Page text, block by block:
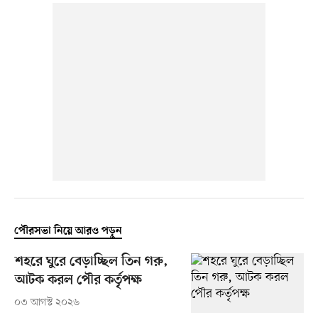
পৌরসভা নিয়ে আরও পড়ুন
শহরে ঘুরে বেড়াচ্ছিল তিন গরু,
আটক করল পৌর কর্তৃপক্ষ
০৩ আগস্ট ২০২৬